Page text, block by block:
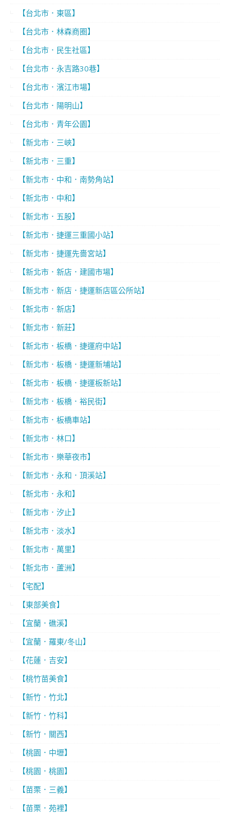
【台北市．東區】
【台北市．林森商圈】
【台北市．民生社區】
【台北市．永吉路30巷】
【台北市．濱江市場】
【台北市．陽明山】
【台北市．青年公園】
【新北市．三峽】
【新北市．三重】
【新北市．中和．南勢角站】
【新北市．中和】
【新北市．五股】
【新北市．捷運三重國小站】
【新北市．捷運先嗇宮站】
【新北市．新店．建國市場】
【新北市．新店．捷運新店區公所站】
【新北市．新店】
【新北市．新莊】
【新北市．板橋．捷運府中站】
【新北市．板橋．捷運新埔站】
【新北市．板橋．捷運板新站】
【新北市．板橋．裕民街】
【新北市．板橋車站】
【新北市．林口】
【新北市．樂華夜市】
【新北市．永和．頂溪站】
【新北市．永和】
【新北市．汐止】
【新北市．淡水】
【新北市．萬里】
【新北市．蘆洲】
【宅配】
【東部美食】
【宜蘭．礁溪】
【宜蘭．羅東/冬山】
【花蓮．吉安】
【桃竹苗美食】
【新竹．竹北】
【新竹．竹科】
【新竹．關西】
【桃園．中壢】
【桃園．桃園】
【苗栗．三義】
【苗栗．苑裡】